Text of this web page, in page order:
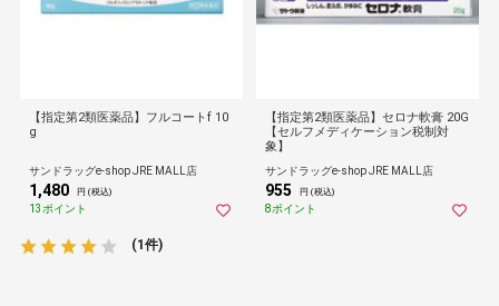
【指定第2類医薬品】フルコートf 10
g
サンドラッグe-shop JRE MALL店
1,480 円 (税込)
13ポイント
(1件)
【指定第2類医薬品】セロナ軟膏 20G
【セルフメディケーション税制対
象】
サンドラッグe-shop JRE MALL店
955 円 (税込)
8ポイント